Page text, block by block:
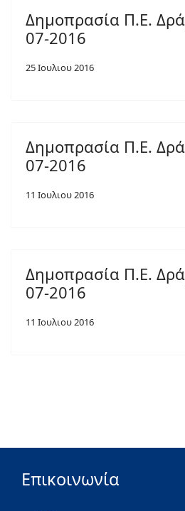
Δημοπρασία Π.Ε.
07-2016
25 Ιουλιου 2016
Δημοπρασία Π.Ε.
07-2016
11 Ιουλιου 2016
Δημοπρασία Π.Ε.
07-2016
11 Ιουλιου 2016
Επικοινωνία